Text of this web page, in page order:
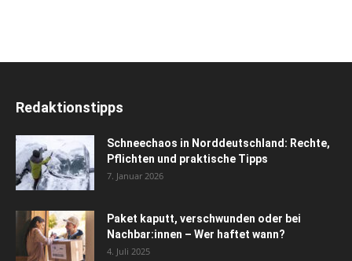
Redaktionstipps
Schneechaos in Norddeutschland: Rechte,
Pflichten und praktische Tipps
7. Januar 2026
Paket kaputt, verschwunden oder bei
Nachbar:innen – Wer haftet wann?
4. Juli 2025